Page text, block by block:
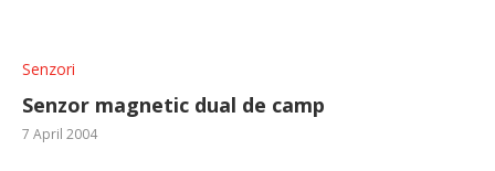
Senzori
Senzor magnetic dual de camp
7 April 2004